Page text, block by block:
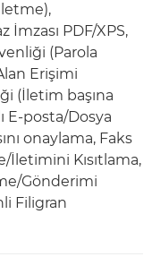
İmzası PDF/XPS,
(Parola
Erişimi
(İletim başına
E-posta/Dosya
onaylama, Faks
Kısıtlama,
Gönderimi
Filigran